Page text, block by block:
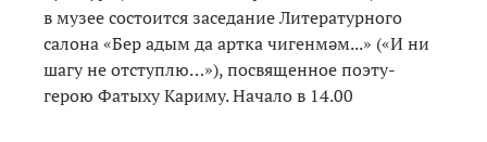
в музее состоится заседание Литературного
салона «Бер адым да артка чигенмәм...» («И ни
шагу не отступлю…»), посвященное поэту-
герою Фатыху Кариму. Начало в 14.00